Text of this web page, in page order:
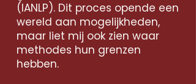
(IANLP). Dit proces opende een
wereld aan mogelijkheden,
maar liet mij ook zien waar
methodes hun grenzen
hebben.